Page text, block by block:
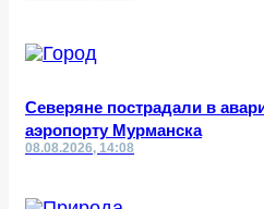
Северяне пострадали в
аэропорту Мурманска
08.08.2026, 14:08